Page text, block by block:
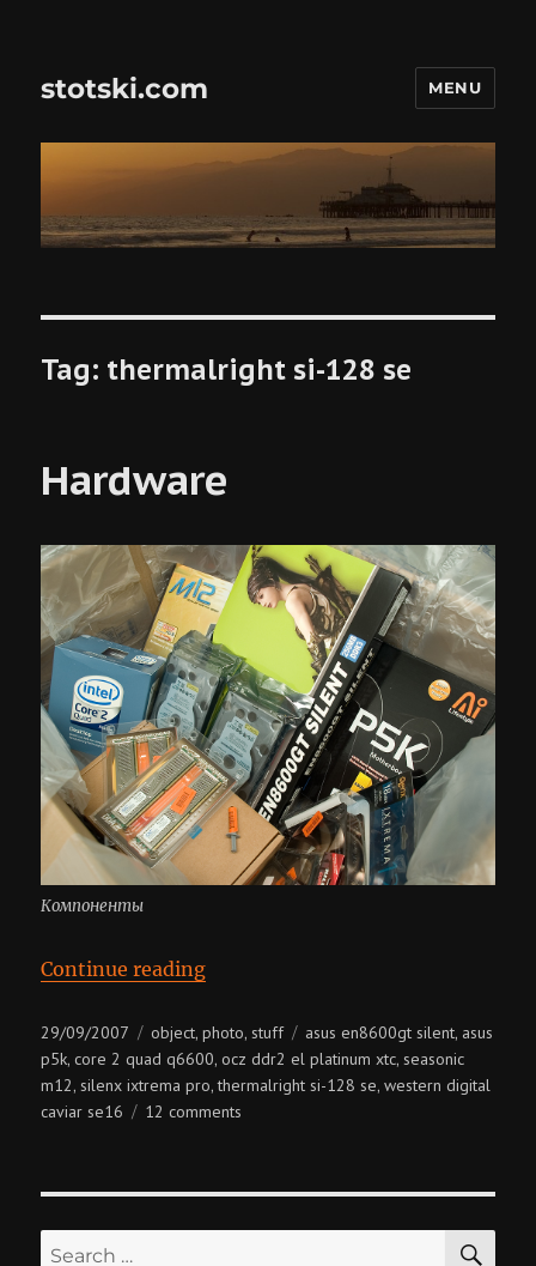
stotski.com MENU
Tag: thermalright si-128 se
Hardware
Компоненты
Continue reading“Hardware”
Posted
on
29/09/2007 Categories
object,photo, stuff Tags
asus en8600gt silent, asus
p5k,core 2 quad q6600,ocz ddr2 el platinum xtc, seasonic
m12, silenx ixtrema pro,thermalright si-128 se,western digital
caviar se16
12 comments
Search